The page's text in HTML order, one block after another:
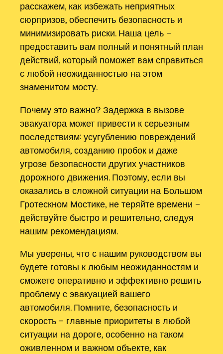
расскажем, как избежать неприятных
сюрпризов, обеспечить безопасность и
минимизировать риски. Наша цель –
предоставить вам полный и понятный план
действий, который поможет вам справиться
с любой неожиданностью на этом
знаменитом мосту.
Почему это важно? Задержка в вызове
эвакуатора может привести к серьезным
последствиям: усугублению повреждений
автомобиля, созданию пробок и даже
угрозе безопасности других участников
дорожного движения. Поэтому, если вы
оказались в сложной ситуации на Большом
Гротескном Мостике, не теряйте времени –
действуйте быстро и решительно, следуя
нашим рекомендациям.
Мы уверены, что с нашим руководством вы
будете готовы к любым неожиданностям и
сможете оперативно и эффективно решить
проблему с эвакуацией вашего
автомобиля. Помните, безопасность и
скорость – главные приоритеты в любой
ситуации на дороге, особенно на таком
оживленном и важном объекте, как